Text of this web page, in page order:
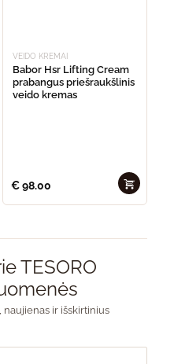
VEIDO KREMAI
Babor Hsr Lifting Cream
prabangus priešraukšlinis
veido kremas
€98.00
TESORO
ir išskirtinius